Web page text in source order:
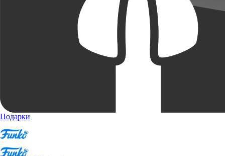
Подарки